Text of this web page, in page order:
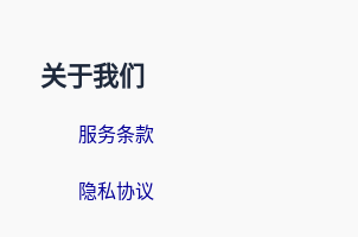
关于我们
服务条款
隐私协议